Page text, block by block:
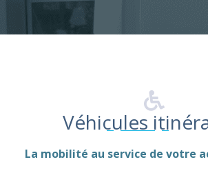
Véhicules
La mobilité au service de votre